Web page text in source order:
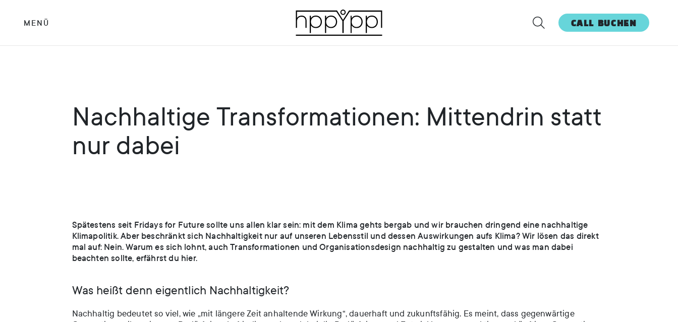
MENÜ CALL BUCHEN
Nachhaltige Transformationen: Mittendrin statt
nur dabei
Spätestens seit Fridays for Future sollte uns allen klar sein: mit dem Klima gehts bergab und wir brauchen dringend eine nachhaltige
Klimapolitik. Aber beschränkt sich Nachhaltigkeit nur auf unseren Lebensstil und dessen Auswirkungen aufs Klima? Wir lösen das direkt
mal auf: Nein. Warum es sich lohnt, auch Transformationen und Organisationsdesign nachhaltig zu gestalten und was man dabei
beachten sollte, erfährst du hier.
Was heißt denn eigentlich Nachhaltigkeit?
Nachhaltig bedeutet so viel, wie „mit längere Zeit anhaltende Wirkung“, dauerhaft und zukunftsfähig. Es meint, dass gegenwärtige